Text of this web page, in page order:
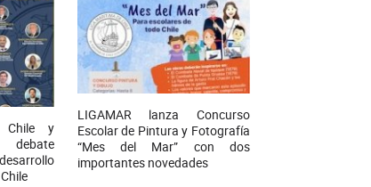
Chile y
debate
LIGAMAR lanza Concurso
Escolar de Pintura y Fotografía
“Mes del Mar” con dos
importantes novedades